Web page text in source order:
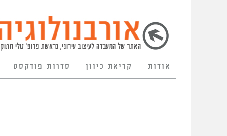
אודות קריאת כיוון סדרות פודקסט